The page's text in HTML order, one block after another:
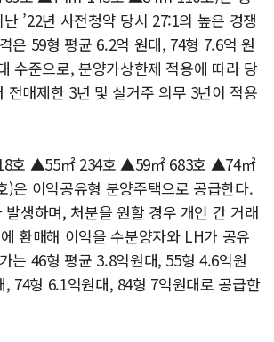
’22년 사전청약 당시 27:1의 높은 경쟁
은 59형 평균 6.2억 원대, 74형 7.6억 원
수준으로, 분양가상한제 적용에 따라 당
전매제한 3년 및 실거주 의무 3년이 적용
호 ▲55㎡ 234호 ▲59㎡ 683호 ▲74㎡
은 이익공유형 분양주택으로 공급한다.
발생하며, 처분을 원할 경우 개인 간 거래
환매해 이익을 수분양자와 LH가 공유
는 46형 평균 3.8억원대, 55형 4.6억원
74형 6.1억원대, 84형 7억원대로 공급한